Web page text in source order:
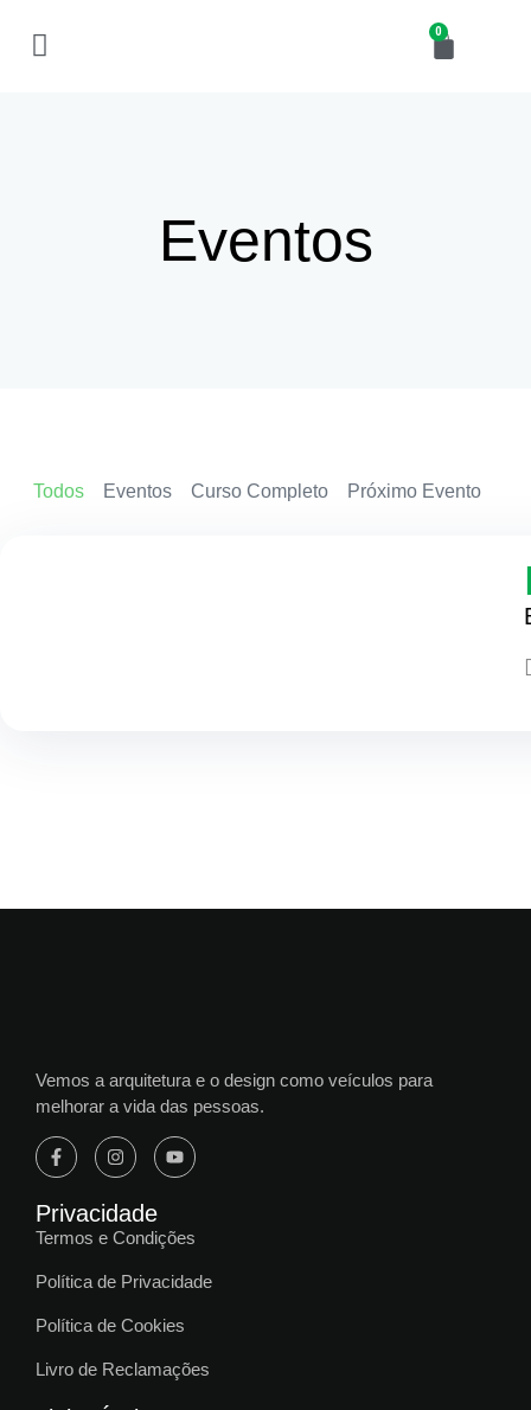
0
Eventos
Eventos Curso Completo Próximo Evento
Todos
Vemos a arquitetura e o design como veículos para
melhorar a vida das pessoas.
Privacidade
Termos e Condições
Política de Privacidade
Política de Cookies
Livro de Reclamações